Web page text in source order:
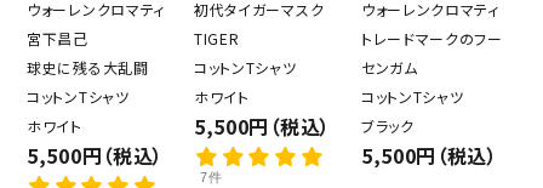
ウォーレンクロマティ
宮下昌己
球史に残る大乱闘
コットンTシャツ
ホワイト
5,500円（税込）
初代タイガーマスク
TIGER
コットンTシャツ
ホワイト
5,500円（税込）
7件
ウォーレンクロマティ
トレードマークのフー
センガム
コットンTシャツ
ブラック
5,500円（税込）